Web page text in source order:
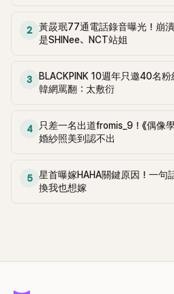
2
黃晸珉77通電話錄音曝光！崩潰
是SHINee、NCT站姐
3
BLACKPINK 10週年只邀40名
韓網罵翻：太敷衍
4
只差一名出道fromis_9！《偶像
婚紗照美到認不出
5
星首曝嫁HAHA關鍵原因！一句
換我也想嫁